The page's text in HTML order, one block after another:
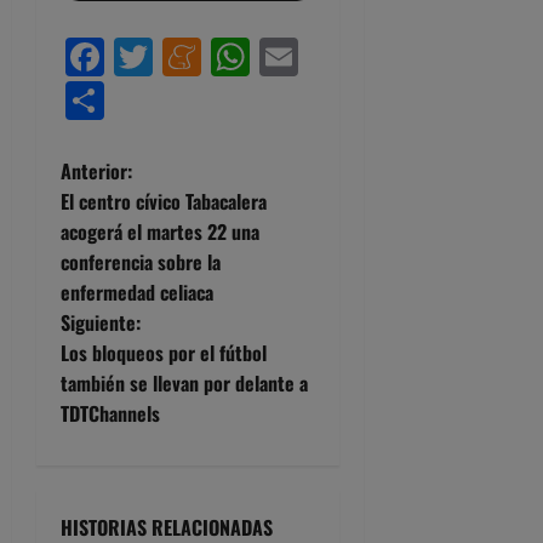
Facebook
Twitter
Meneame
WhatsApp
N
a
v
e
g
a
Anterior:
El centro cívico Tabacalera
acogerá el martes 22 una
conferencia sobre la
enfermedad celiaca
Siguiente:
Los bloqueos por el fútbol
también se llevan por delante a
TDTChannels
HISTORIAS RELACIONADAS